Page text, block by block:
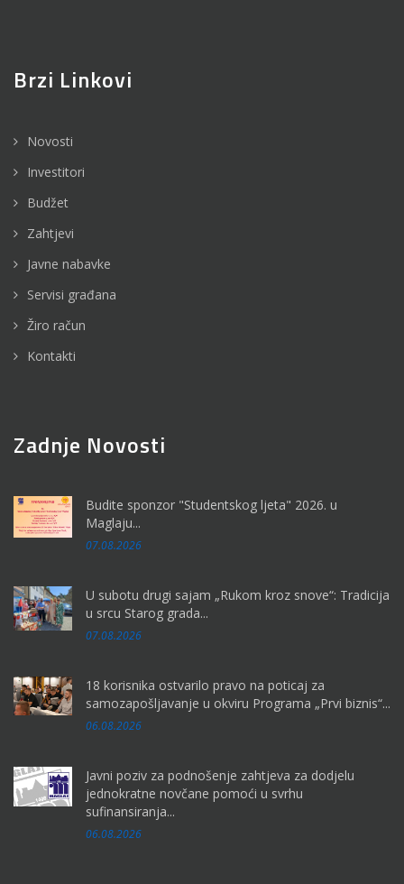
Brzi Linkovi
Novosti
Investitori
Budžet
Zahtjevi
Javne nabavke
Servisi građana
Žiro račun
Kontakti
Zadnje Novosti
Budite sponzor "Studentskog ljeta" 2026. u
Maglaju...
07.08.2026
U subotu drugi sajam „Rukom kroz snove“: Tradicija
u srcu Starog grada...
07.08.2026
18 korisnika ostvarilo pravo na poticaj za
samozapošljavanje u okviru Programa „Prvi biznis“...
06.08.2026
Javni poziv za podnošenje zahtjeva za dodjelu
jednokratne novčane pomoći u svrhu
sufinansiranja...
06.08.2026